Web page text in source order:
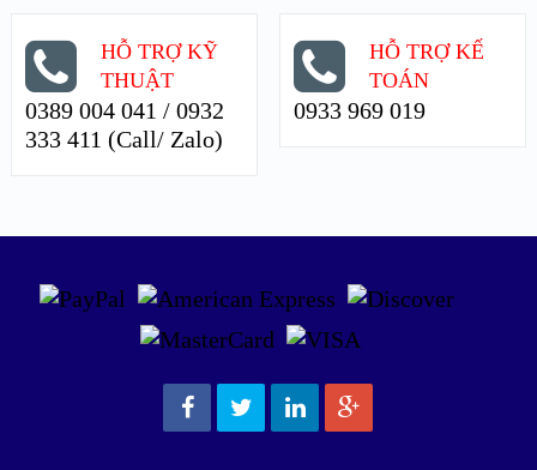
HỖ TRỢ KỸ
THUẬT
0389 004 041 / 0932
333 411 (Call/ Zalo)
HỖ TRỢ KẾ
TOÁN
0933 969 019